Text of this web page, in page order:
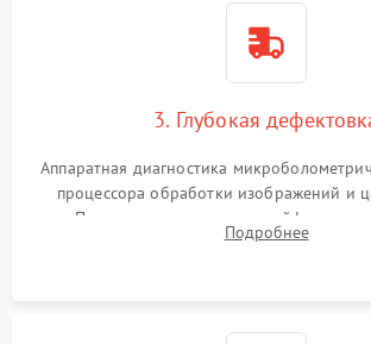
3. Глубокая
Аппаратная диагностика
процессора обработки изображений и
Проверка целостности шлейфов,
интерфейсов связи. Выявление сгоревших
Подробнее